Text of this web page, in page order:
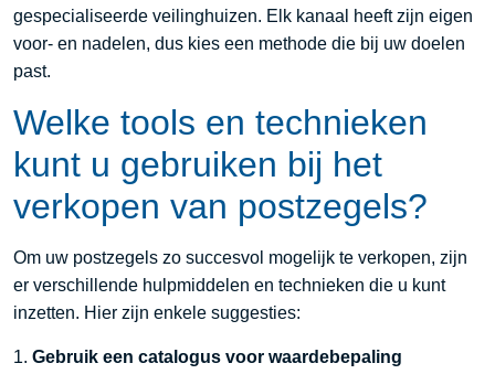
gespecialiseerde veilinghuizen. Elk kanaal heeft zijn eigen
voor- en nadelen, dus kies een methode die bij uw doelen
past.
Welke tools en technieken
kunt u gebruiken bij het
verkopen van postzegels?
Om uw postzegels zo succesvol mogelijk te verkopen, zijn
er verschillende hulpmiddelen en technieken die u kunt
inzetten. Hier zijn enkele suggesties:
1. Gebruik een catalogus voor waardebepaling